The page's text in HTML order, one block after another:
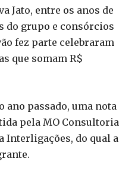
Jato, entre os anos de
do grupo e consórcios
fez parte celebraram
que somam R$
ano passado, uma nota
pela MO Consultoria
Interligações, do qual a